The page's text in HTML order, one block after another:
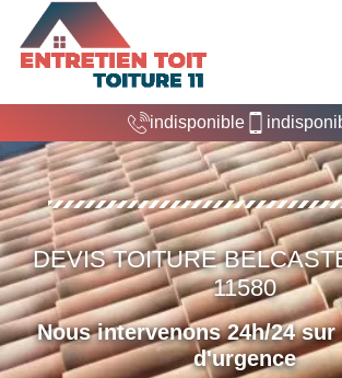
indisponible
DEVIS TOITURE
11580
Nous intervenons 24h/24 sur
d'urgence